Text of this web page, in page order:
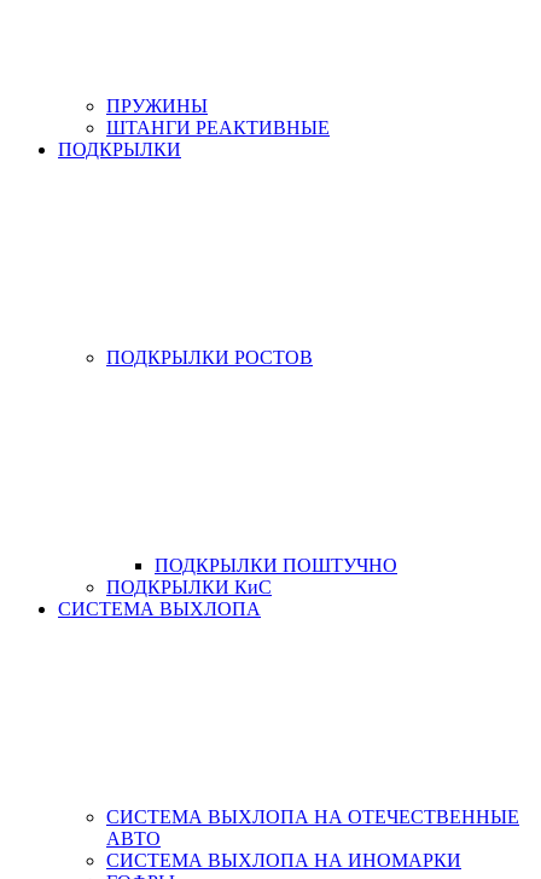
ПРУЖИНЫ
ШТАНГИ РЕАКТИВНЫЕ
ПОДКРЫЛКИ
ПОДКРЫЛКИ РОСТОВ
ПОДКРЫЛКИ ПОШТУЧНО
ПОДКРЫЛКИ КиС
СИСТЕМА ВЫХЛОПА
СИСТЕМА ВЫХЛОПА НА ОТЕЧЕСТВЕННЫЕ
АВТО
СИСТЕМА ВЫХЛОПА НА ИНОМАРКИ